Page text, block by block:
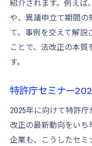
紹介されます。例えば
や、異議申立て期間
て、事例を交えて解説
ことで、法改正の本
す。
特許庁セミナー
2025年に向けて特許
改正の最新動向をい
企業も、こうしたセミ